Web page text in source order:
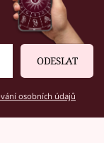
ODESLAT
osobních údajů